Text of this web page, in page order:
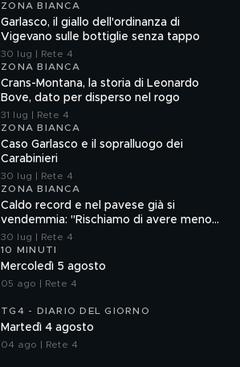
ZONA BIANCA
Garlasco, il giallo dell'ordinanza di
Vigevano sulle bottiglie senza tappo
30 lug | Rete 4
ZONA BIANCA
Crans-Montana, la storia di Leonardo
Bove, dato per disperso nel rogo
31 lug | Rete 4
ZONA BIANCA
Caso Garlasco e il sopralluogo dei
Carabinieri
30 lug | Rete 4
ZONA BIANCA
Caldo record e nel pavese già si
vendemmia: "Rischiamo di avere meno
vino"
30 lug | Rete 4
10 MINUTI
Mercoledì 5 agosto
05 ago | Rete 4
TG4 - DIARIO DEL GIORNO
Martedì 4 agosto
04 ago | Rete 4